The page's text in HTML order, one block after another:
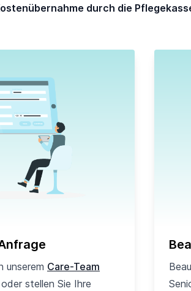
durch die
unserem Care-Team
stellen Sie Ihre